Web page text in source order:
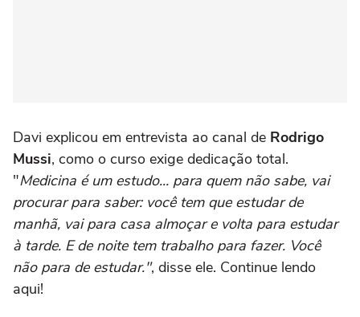
Davi explicou em entrevista ao canal de Rodrigo
Mussi, como o curso exige dedicação total.
"Medicina é um estudo... para quem não sabe, vai
procurar para saber: você tem que estudar de
manhã, vai para casa almoçar e volta para estudar
à tarde. E de noite tem trabalho para fazer. Você
não para de estudar.", disse ele. Continue lendo
aqui!